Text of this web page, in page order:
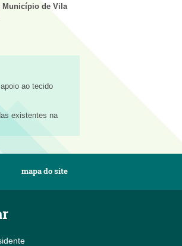
Município de Vila
ao tecido
existentes na
mapa do site